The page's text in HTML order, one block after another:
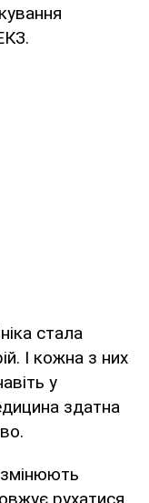
стала
І кожна з них
у
здатна
змінюють
рухатися